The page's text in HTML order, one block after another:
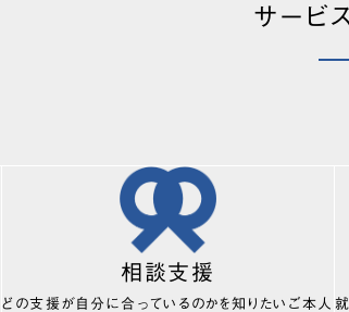
サービ
相談支援
どの支援が自分に合っているのかを知りたいご本人